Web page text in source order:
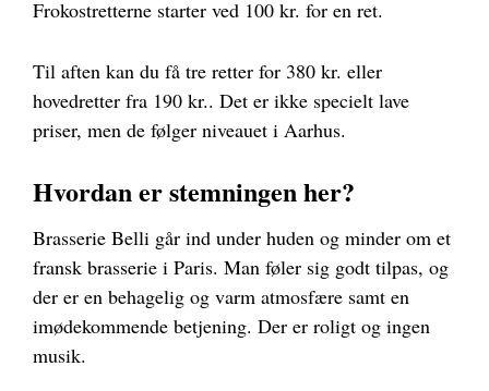
Frokostretterne starter ved 100 kr. for en ret.
Til aften kan du få tre retter for 380 kr. eller
hovedretter fra 190 kr.. Det er ikke specielt lave
priser, men de følger niveauet i Aarhus.
Hvordan er stemningen her?
Brasserie Belli går ind under huden og minder om et
fransk brasserie i Paris. Man føler sig godt tilpas, og
der er en behagelig og varm atmosfære samt en
imødekommende betjening. Der er roligt og ingen
musik.